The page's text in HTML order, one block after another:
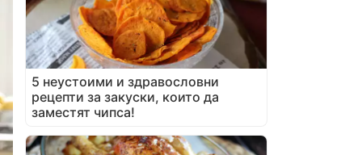
5 неустоими и здравословни
рецепти за закуски, които да
заместят чипса!